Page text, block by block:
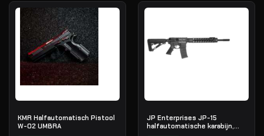
KMR Halfautomatisch Pistool
W-02 UMBRA
JP Enterprises JP-15
halfautomatische karabijn,